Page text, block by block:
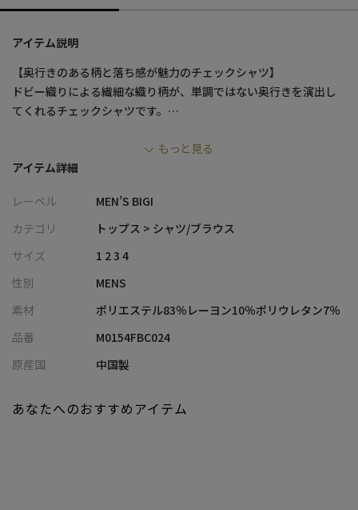
アイテム説明
【奥行きのある柄と落ち感が魅力のチェックシャツ】
ドビー織りによる繊細な織り柄が、単調ではない奥行きを演出し
てくれるチェックシャツです。
ックス感がありながらも快適に着ていただけます。
ポリエステルとレーヨンをブレンドした、しっとりと柔らかな手
触りの生地が魅力のチェックシャツです。
表情を見せてくれます。
チェック柄の中にドビー織による繊細な織り柄を組み合わせるこ
とで、単調ではない奥行きのあるデザインに仕上げました。
す。
いにくく、リラックス感のある印象を与えます。
もっと見る
アイテム詳細
レーベル
MEN’S BIGI
カテゴリ
トップス > シャツ/ブラウス
サイズ
1 2 3 4
性別
MENS
素材
ポリエステル83％レーヨン10％ポリウレタン7％
品番
M0154FBC024
原産国
中国製
あなたへのおすすめアイテム